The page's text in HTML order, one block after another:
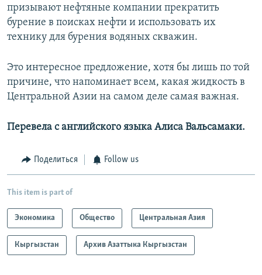
призывают нефтяные компании прекратить
бурение в поисках нефти и использовать их
технику для бурения водяных скважин.
Это интересное предложение, хотя бы лишь по той
причине, что напоминает всем, какая жидкость в
Центральной Азии на самом деле самая важная.
Перевела с английского языка Алиса Вальсамаки.
Поделиться Follow us
This item is part of
Экономика Общество Центральная Азия
Кыргызстан Архив Азаттыка Кыргызстан